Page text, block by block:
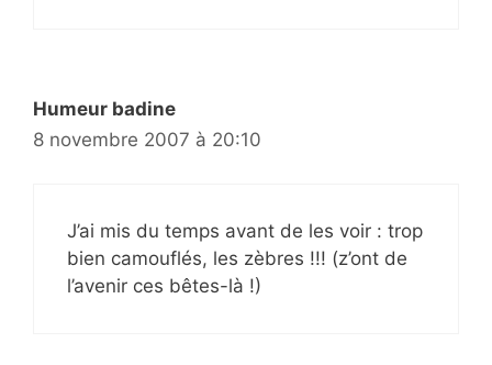
Humeur badine
8 novembre 2007 à 20:10
J’ai mis du temps avant de les voir : trop
bien camouflés, les zèbres !!! (z’ont de
l’avenir ces bêtes-là !)